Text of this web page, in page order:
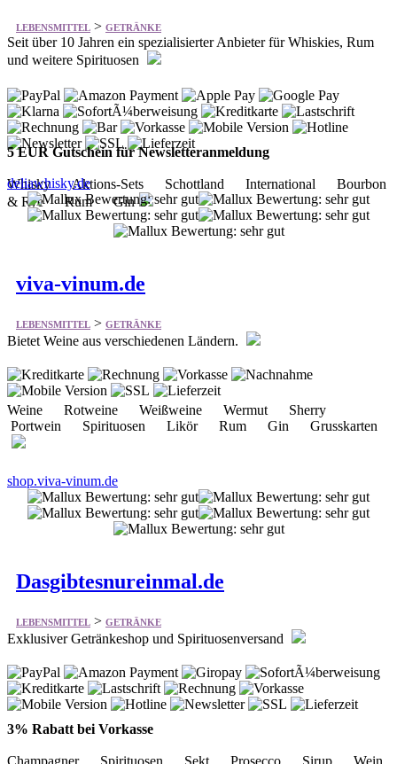
LEBENSMITTEL > GETRÄNKE
Seit über 10 Jahren ein spezialisierter Anbieter für Whiskies, Rum
und weitere Spirituosen
5 EUR Gutschein für Newsletteranmeldung
Whisky Aktions-Sets Schottland International Bourbon
& Rye Rum Gin
deliawhisky.de
viva-vinum.de
LEBENSMITTEL > GETRÄNKE
Bietet Weine aus verschiedenen Ländern.
Weine Rotweine Weißweine Wermut Sherry
Portwein Spirituosen Likör Rum Gin Grusskarten
shop.viva-vinum.de
Dasgibtesnureinmal.de
LEBENSMITTEL > GETRÄNKE
Exklusiver Getränkeshop und Spirituosenversand
3% Rabatt bei Vorkasse
Champagner Spirituosen Sekt Prosecco Sirup Wein